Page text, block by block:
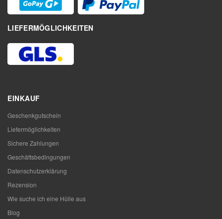
LIEFERMÖGLICHKEITEN
EINKAUF
Geschenkgutschein
Liefermöglichkeiten
Sichere Zahlungen
Geschäftsbedingungen
Datenschutzerklärung
Rezension
Wie suche ich eine Hülle aus
Blog